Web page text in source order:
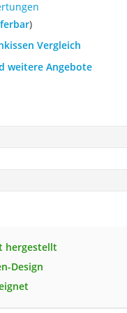
)
Vergleich
weitere Angebote
hergestellt
Design